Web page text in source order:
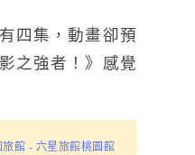
四集，動畫卻預
之強者！》 感覺
館 - 六星旅館桃園館